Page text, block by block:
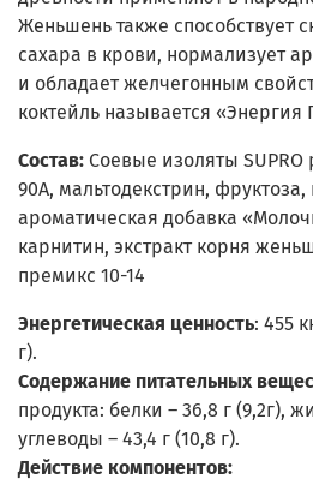
Женьшень также способствует
сахара в крови, нормализует
и обладает желчегонным
коктейль называется «Энергия
Состав: Соевые изоляты SUPRO
90А, мальтодекстрин, фруктоза,
ароматическая добавка
карнитин, экстракт корня
премикс 10-14
Энергетическая ценность: 455
г).
Содержание питательных
продукта: белки – 36,8 г (9,2г),
углеводы – 43,4 г (10,8 г).
Действие компонентов: